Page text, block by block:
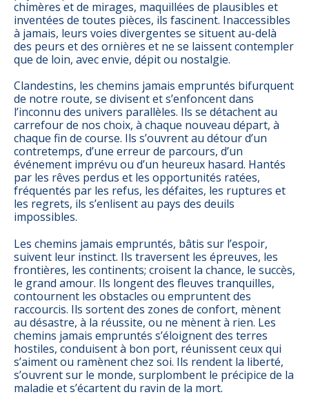
chimères et de mirages, maquillées de plausibles et
inventées de toutes pièces, ils fascinent. Inaccessibles
à jamais, leurs voies divergentes se situent au-delà
des peurs et des ornières et ne se laissent contempler
que de loin, avec envie, dépit ou nostalgie.
Clandestins, les chemins jamais empruntés bifurquent
de notre route, se divisent et s’enfoncent dans
l’inconnu des univers parallèles. Ils se détachent au
carrefour de nos choix, à chaque nouveau départ, à
chaque fin de course. Ils s’ouvrent au détour d’un
contretemps, d’une erreur de parcours, d’un
événement imprévu ou d’un heureux hasard. Hantés
par les rêves perdus et les opportunités ratées,
fréquentés par les refus, les défaites, les ruptures et
les regrets, ils s’enlisent au pays des deuils
impossibles.
Les chemins jamais empruntés, bâtis sur l’espoir,
suivent leur instinct. Ils traversent les épreuves, les
frontières, les continents; croisent la chance, le succès,
le grand amour. Ils longent des fleuves tranquilles,
contournent les obstacles ou empruntent des
raccourcis. Ils sortent des zones de confort, mènent
au désastre, à la réussite, ou ne mènent à rien. Les
chemins jamais empruntés s’éloignent des terres
hostiles, conduisent à bon port, réunissent ceux qui
s’aiment ou ramènent chez soi. Ils rendent la liberté,
s’ouvrent sur le monde, surplombent le précipice de la
maladie et s’écartent du ravin de la mort.